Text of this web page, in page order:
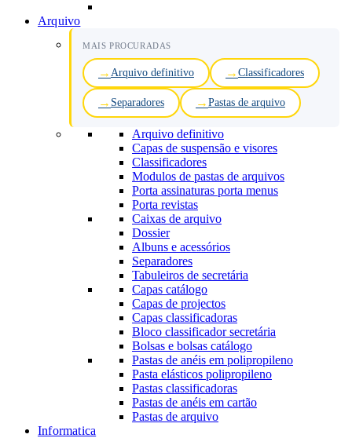
Arquivo
MAIS PROCURADAS
Arquivo definitivo Classificadores
Separadores Pastas de arquivo
Arquivo definitivo
Capas de suspensão e visores
Classificadores
Modulos de pastas de arquivos
Porta assinaturas porta menus
Porta revistas
Caixas de arquivo
Dossier
Albuns e acessórios
Separadores
Tabuleiros de secretária
Capas catálogo
Capas de projectos
Capas classificadoras
Bloco classificador secretária
Bolsas e bolsas catálogo
Pastas de anéis em polipropileno
Pasta elásticos polipropileno
Pastas classificadoras
Pastas de anéis em cartão
Pastas de arquivo
Informatica